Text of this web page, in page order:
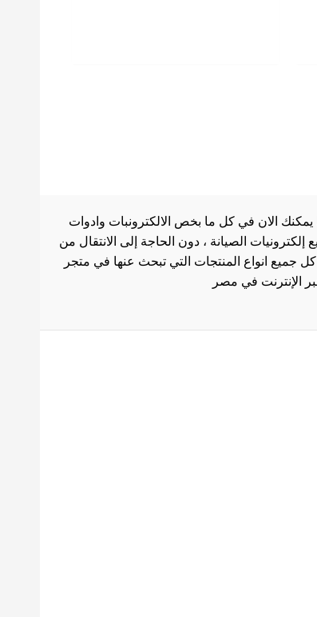
الان في كل ما بخص الالكترونبات وادوات
الصيانة ، دون الحاجة إلى الانتقال من
جميع انواع المنتجات التي تبحث عنها في متجر